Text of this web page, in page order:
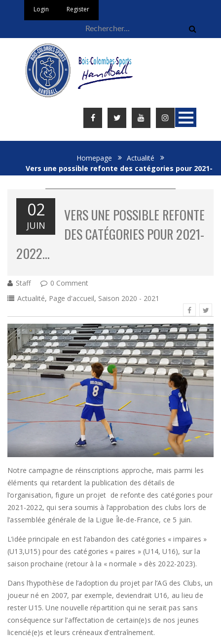
Login Register
Homepage
Actualité
Vers une possible refonte des catégories pour 2021-
2022…
02
JUIN
VERS UNE POSSIBLE REFONTE
DES CATÉGORIES POUR 2021-
2022…
Staff
0 Comment
Actualité, Page d'accueil, Saison 2020 - 2021
Notre campagne de réinscriptions approche, mais parmi les
éléments qui retardent la publication des détails de
l’organisation, figure un projet de refonte des catégories pour
2021-2022, qui sera soumis à l’approbation des clubs lors de
l’assemblée générale de la Ligue Île-de-France, ce 5 juin.
L’idée principale en est l’abandon des catégories « impaires »
(U13,U15) pour des catégories « paires » (U14, U16), sur la
saison prochaine (retour à la « normale » dès 2022-2023).
Dans l’hypothèse de l’adoption du projet par l’AG des Clubs, un
joueur né en 2007, par exemple, deviendrait U16, au lieu de
rester U15. Une nouvelle répartition qui ne serait pas sans
conséquence sur l’affectation de certain(e)s de nos jeunes
licencié(e)s et leurs créneaux d’entraînement.